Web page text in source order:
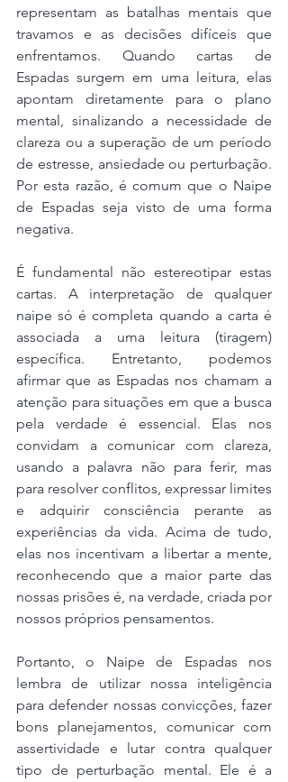
representam as batalhas mentais que
travamos e as decisões difíceis que
enfrentamos. Quando cartas de
Espadas surgem em uma leitura, elas
apontam diretamente para o plano
mental, sinalizando a necessidade de
clareza ou a superação de um período
de estresse, ansiedade ou perturbação.
Por esta razão, é comum que o Naipe
de Espadas seja visto de uma forma
negativa.
É fundamental não estereotipar estas
cartas. A interpretação de qualquer
naipe só é completa quando a carta é
associada a uma leitura (tiragem)
específica. Entretanto, podemos
afirmar que as Espadas nos chamam a
atenção para situações em que a busca
pela verdade é essencial. Elas nos
convidam a comunicar com clareza,
usando a palavra não para ferir, mas
para resolver conflitos, expressar limites
e adquirir consciência perante as
experiências da vida. Acima de tudo,
elas nos incentivam a libertar a mente,
reconhecendo que a maior parte das
nossas prisões é, na verdade, criada por
nossos próprios pensamentos.
Portanto, o Naipe de Espadas nos
lembra de utilizar nossa inteligência
para defender nossas convicções, fazer
bons planejamentos, comunicar com
assertividade e lutar contra qualquer
tipo de perturbação mental. Ele é a